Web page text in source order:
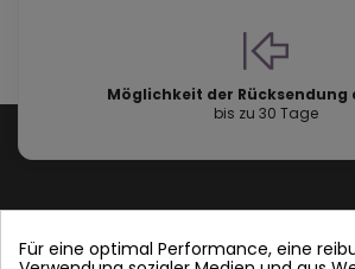
Möglichkeit der Rücksendung
bis zu 30 Tage
Für eine optimal Performance, eine